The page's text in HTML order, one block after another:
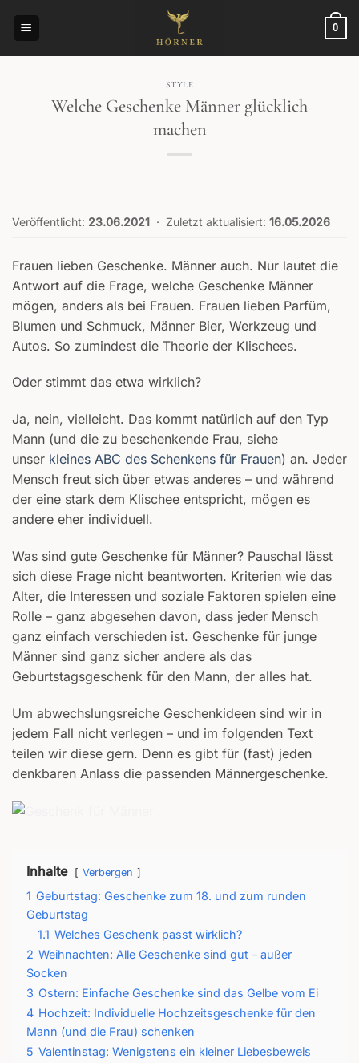
Inhalt
0
STYLE
Welche Geschenke Männer glücklich
machen
Veröffentlicht: 23.06.2021 · Zuletzt aktualisiert: 16.05.2026
Frauen lieben Geschenke. Männer auch. Nur lautet die
Antwort auf die Frage, welche Geschenke Männer
mögen, anders als bei Frauen. Frauen lieben Parfüm,
Blumen und Schmuck, Männer Bier, Werkzeug und
Autos. So zumindest die Theorie der Klischees.
Oder stimmt das etwa wirklich?
Ja, nein, vielleicht. Das kommt natürlich auf den Typ
Mann (und die zu beschenkende Frau, siehe
unser kleines ABC des Schenkens für Frauen) an. Jeder
Mensch freut sich über etwas anderes – und während
der eine stark dem Klischee entspricht, mögen es
andere eher individuell.
Was sind gute Geschenke für Männer? Pauschal lässt
sich diese Frage nicht beantworten. Kriterien wie das
Alter, die Interessen und soziale Faktoren spielen eine
Rolle – ganz abgesehen davon, dass jeder Mensch
ganz einfach verschieden ist. Geschenke für junge
Männer sind ganz sicher andere als das
Geburtstagsgeschenk für den Mann, der alles hat.
Um abwechslungsreiche Geschenkideen sind wir in
jedem Fall nicht verlegen – und im folgenden Text
teilen wir diese gern. Denn es gibt für (fast) jeden
denkbaren Anlass die passenden Männergeschenke.
Inhalte Verbergen
1 Geburtstag: Geschenke zum 18. und zum runden
Geburtstag
1.1 Welches Geschenk passt wirklich?
2 Weihnachten: Alle Geschenke sind gut – außer
Socken
3 Ostern: Einfache Geschenke sind das Gelbe vom Ei
4 Hochzeit: Individuelle Hochzeitsgeschenke für den
Mann (und die Frau) schenken
5 Valentinstag: Wenigstens ein kleiner Liebesbeweis